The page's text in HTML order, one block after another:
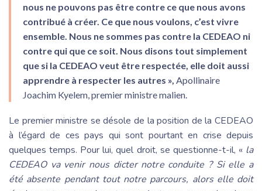
nous ne pouvons pas être contre ce que nous avons
contribué à créer. Ce que nous voulons, c’est vivre
ensemble. Nous ne sommes pas contre la CEDEAO ni
contre qui que ce soit. Nous disons tout simplement
que si la CEDEAO veut être respectée, elle doit aussi
apprendre à respecter les autres », Apollinaire
Joachim Kyelem, premier ministre malien.
Le premier ministre se désole de la position de la CEDEAO
à l’égard de ces pays qui sont pourtant en crise depuis
quelques temps. Pour lui, quel droit, se questionne-t-il, « la
CEDEAO va venir nous dicter notre conduite ? Si elle a
été absente pendant tout notre parcours, alors elle doit